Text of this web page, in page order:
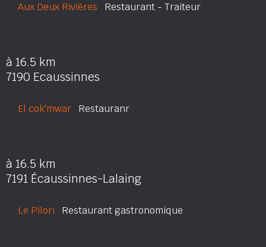
Aux Deux Rivières Restaurant - Traiteur
à 16.5 km
7190 Ecaussinnes
El cok'mwar Restauranr
à 16.5 km
7191 Écaussinnes-Lalaing
Le Pilori Restaurant gastronomique